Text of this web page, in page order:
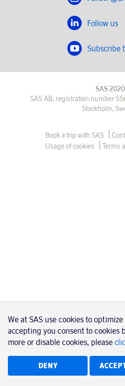
Follow us
Subscribe
SAS 2020
SAS AB, registration number
Stockholm,
Book a trip with SAS
Usage of cookies
Terms
We at SAS use cookies to
accepting you consent to cookies
more or disable cookies, please
DENY